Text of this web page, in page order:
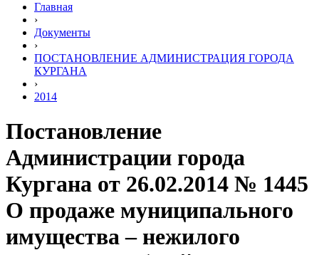
Главная
›
Документы
›
ПОСТАНОВЛЕНИЕ АДМИНИСТРАЦИЯ ГОРОДА
КУРГАНА
›
2014
Постановление
Администрации города
Кургана от 26.02.2014 № 1445
О продаже муниципального
имущества – нежилого